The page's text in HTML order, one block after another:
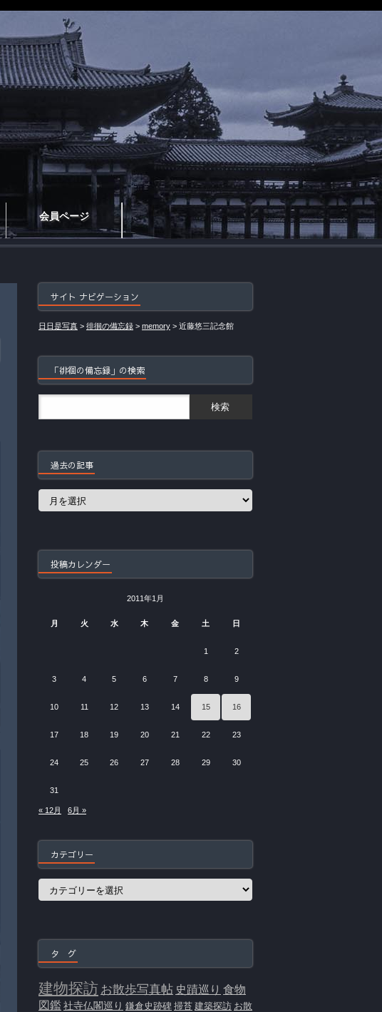
会員ページ
サイト ナビゲーション
日日是写真 > 徘徊の備忘録 > memory > 近藤悠三記念館
「徘徊の備忘録」の検索
過去の記事
過
投稿カレンダー
2011年1月
月 火 水 木 金 土 日
1 2
3 4 5 6 7 8 9
10 11 12 13 14 15 16
17 18 19 20 21 22 23
24 25 26 27 28 29 30
31
« 12月 6月 »
カテゴリー
カ
タ グ
建物探訪 お散歩写真帖 史蹟巡り 食物
図鑑社寺仏閣巡り 鎌倉史跡碑 掃苔 建築探訪 お散